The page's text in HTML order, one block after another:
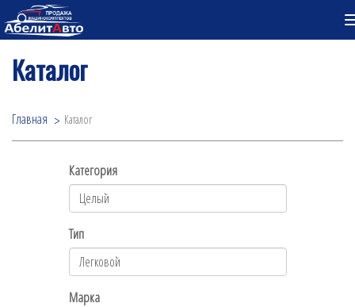
Каталог
Главная Каталог
Категория
Тип
Марка